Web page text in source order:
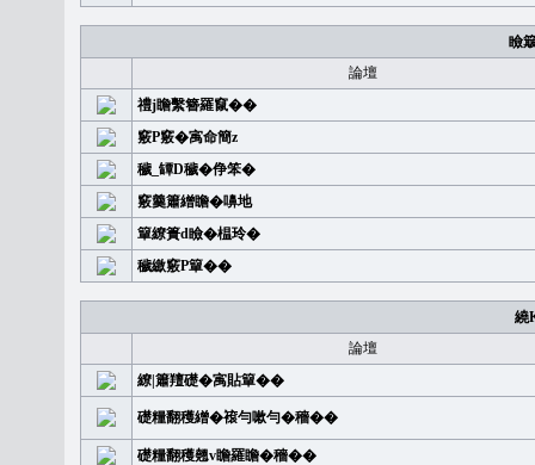
瞼
論壇
禮j瞻繫簪羅竄��
竅P竅�㝢命簡z
穢_罈D穢�鿇笨�
竅羹簫繒瞻�嚊地
簞繚簣d瞼�榅玲�
穢繳竅P簞��
繞
論壇
繚|簫羶礎�㝢貼簞��
礎糧翻穫繒�䙛勻嗽勻�穡��
礎糧翻穫翹v瞻羅瞻�穡��